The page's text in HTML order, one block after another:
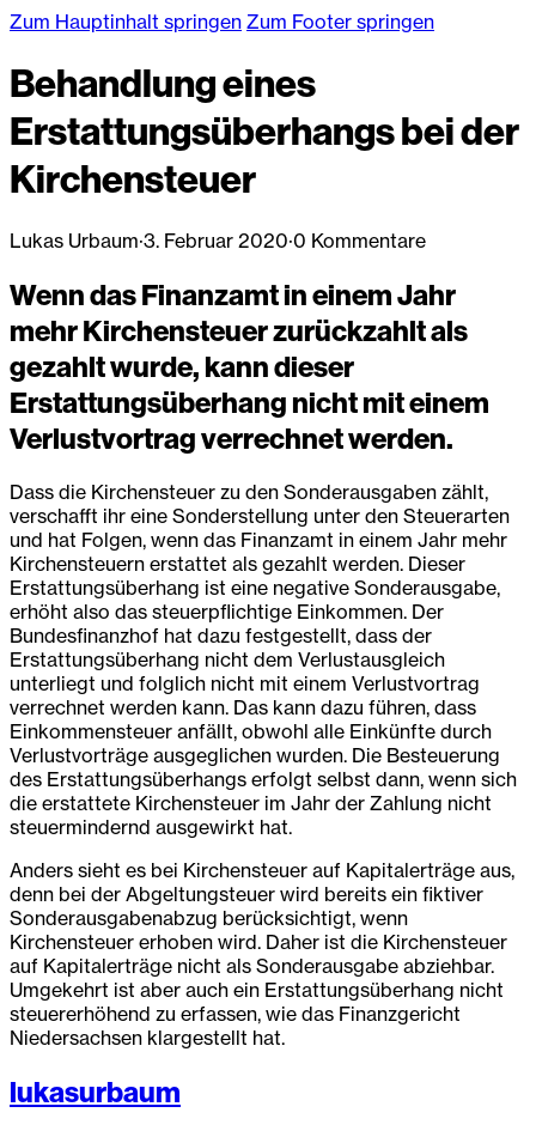
Zum Hauptinhalt springen Zum Footer springen
Behandlung eines
Erstattungsüberhangs bei der
Kirchensteuer
Lukas Urbaum·3. Februar 2020·0 Kommentare
Wenn das Finanzamt in einem Jahr
mehr Kirchensteuer zurückzahlt als
gezahlt wurde, kann dieser
Erstattungsüberhang nicht mit einem
Verlustvortrag verrechnet werden.
Dass die Kirchensteuer zu den Sonderausgaben zählt,
verschafft ihr eine Sonderstellung unter den Steuerarten
und hat Folgen, wenn das Finanzamt in einem Jahr mehr
Kirchensteuern erstattet als gezahlt werden. Dieser
Erstattungsüberhang ist eine negative Sonderausgabe,
erhöht also das steuerpflichtige Einkommen. Der
Bundesfinanzhof hat dazu festgestellt, dass der
Erstattungsüberhang nicht dem Verlustausgleich
unterliegt und folglich nicht mit einem Verlustvortrag
verrechnet werden kann. Das kann dazu führen, dass
Einkommensteuer anfällt, obwohl alle Einkünfte durch
Verlustvorträge ausgeglichen wurden. Die Besteuerung
des Erstattungsüberhangs erfolgt selbst dann, wenn sich
die erstattete Kirchensteuer im Jahr der Zahlung nicht
steuermindernd ausgewirkt hat.
Anders sieht es bei Kirchensteuer auf Kapitalerträge aus,
denn bei der Abgeltungsteuer wird bereits ein fiktiver
Sonderausgabenabzug berücksichtigt, wenn
Kirchensteuer erhoben wird. Daher ist die Kirchensteuer
auf Kapitalerträge nicht als Sonderausgabe abziehbar.
Umgekehrt ist aber auch ein Erstattungsüberhang nicht
steuererhöhend zu erfassen, wie das Finanzgericht
Niedersachsen klargestellt hat.
lukasurbaum